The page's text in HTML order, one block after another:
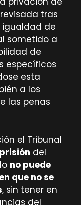
tras
igualdad de
sometido a
de
específicos
esta
a los
las penas
el Tribunal
del
no puede
que no se
, sin tener en
del